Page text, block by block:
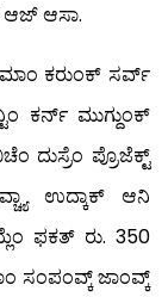
ಆಜ್ ಆಸಾ.
ಕರುಂಕ್ ಸರ್ವ್
ಕರ್ನ್ ಮುಗ್ದುಂಕ್
ದುಸ್ರೆಂ ಪ್ರೊಜೆಕ್ಟ್
ಉದ್ಕಾಕ್ ಆನಿ
ಫಕತ್ ರು. 350
ಸಂಪಂವ್ಕ್ ಜಾಂವ್ಕ್